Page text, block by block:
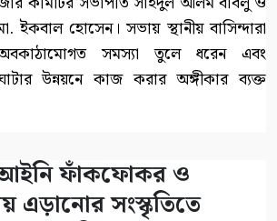
ইকবাল হোসেন। সভায় স্থানীয় বাসিন্দারা
সমস্যা তুলে ধরেন এবং
উন্নয়নে কাজ করার অঙ্গীকার ব্যক্ত
ফাঁকফোকর ও
এড়ানোর সংস্কৃতিতে